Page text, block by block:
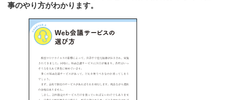
事のやり方がわかります。